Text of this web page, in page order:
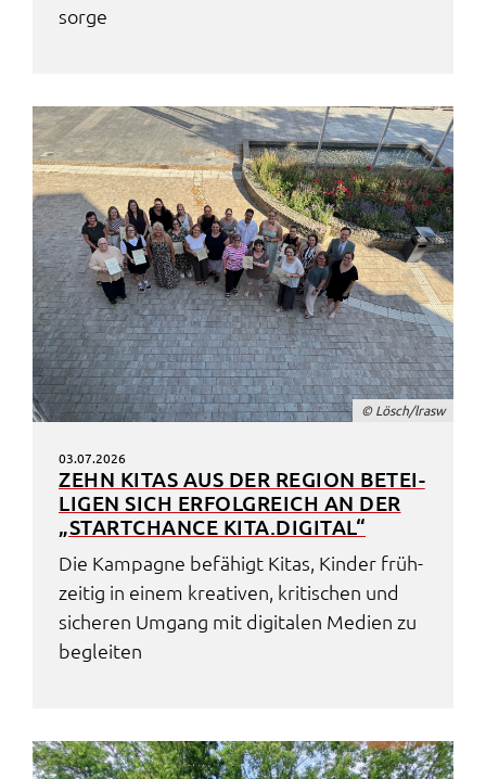
sor­ge
© Lösch/lrasw
03.07.2026
ZEHN KITAS AUS DER REGI­ON BETEI­
LI­GEN SICH ERFOLG­REICH AN DER
„START­CHAN­CE KITA.​DIGITAL“
Die Kampa­gne befä­higt Kitas, Kinder früh­
zei­tig in einem krea­ti­ven, kriti­schen und
siche­ren Umgang mit digi­ta­len Medi­en zu
beglei­ten